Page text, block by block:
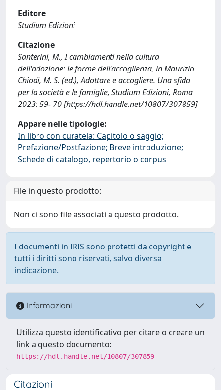
Editore
Studium Edizioni
Citazione
Santerini, M., I cambiamenti nella cultura
dell'adozione: le forme dell'accoglienza, in Maurizio
Chiodi, M. S. (ed.), Adottare e accogliere. Una sfida
per la società e le famiglie, Studium Edizioni, Roma
2023: 59- 70 [https://hdl.handle.net/10807/307859]
Appare nelle tipologie:
In libro con curatela: Capitolo o saggio;
Prefazione/Postfazione; Breve introduzione;
Schede di catalogo, repertorio o corpus
File in questo prodotto:
Non ci sono file associati a questo prodotto.
I documenti in IRIS sono protetti da copyright e
tutti i diritti sono riservati, salvo diversa
indicazione.
Informazioni
Utilizza questo identificativo per citare o creare un
link a questo documento:
https://hdl.handle.net/10807/307859
Citazioni